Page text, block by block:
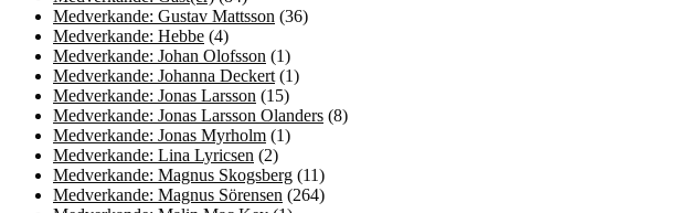
Medverkande: Gustav Mattsson (36)
Medverkande: Hebbe (4)
Medverkande: Johan Olofsson (1)
Medverkande: Johanna Deckert (1)
Medverkande: Jonas Larsson (15)
Medverkande: Jonas Larsson Olanders (8)
Medverkande: Jonas Myrholm (1)
Medverkande: Lina Lyricsen (2)
Medverkande: Magnus Skogsberg (11)
Medverkande: Magnus Sörensen (264)